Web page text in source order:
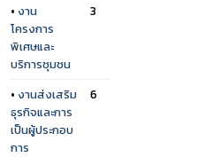
• งาน
โครงการ
พิเศษและ
บริการชุมชน
3
• งานส่งเสริม
ธุรกิจและการ
เป็นผู้ประกอบ
การ
6